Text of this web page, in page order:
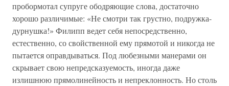
пробормотал супруге ободряющие слова, достаточно
хорошо различимые: «Не смотри так грустно, подружка-
дурнушка!» Филипп ведет себя непосредственно,
естественно, со свойственной ему прямотой и никогда не
пытается оправдываться. Под любезными манерами он
скрывает свою непредсказуемость, иногда даже
излишнюю прямолинейность и непреклонность. Но столь